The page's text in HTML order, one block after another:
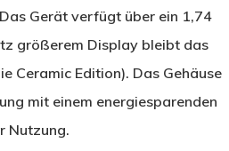
Gerät verfügt über ein 1,74
größerem Display bleibt das
Ceramic Edition). Das Gehäuse
mit einem energiesparenden
Nutzung.